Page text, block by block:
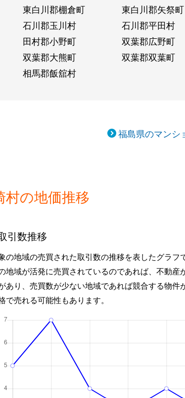
東白川郡棚倉町
東白川郡矢祭町
石川郡玉川村
石川郡平田村
田村郡小野町
双葉郡広野町
双葉郡大熊町
双葉郡双葉町
相馬郡飯舘村
福島県のマンシ
村の地価推移
引数推移
の地域の売買された取引数の推移を表したグラフ
地域が活発に売買されているのであれば、不動産
あり、売買数が少ない地域であれば競合する物件
で売れる可能性もあります。